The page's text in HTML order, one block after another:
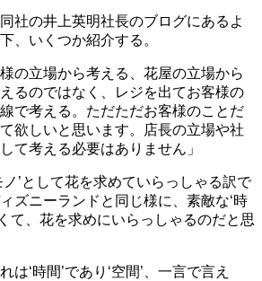
社の井上英明社長のブログにあるよ
、いくつか紹介する。
様の立場から考える、花屋の立場から
るのではなく、レジを出てお客様の
で考える。ただただお客様のことだ
欲しいと思います。店長の立場や社
て考える必要はありません」
ノ ’として花を求めていらっしゃる訳で
ズニーランドと同じ様に、素敵な‘時
て、花を求めにいらっしゃるのだと思
は‘時間’であり ‘空間’ 、一言で言え